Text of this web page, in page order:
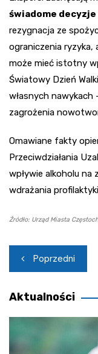
świadome
rezygnacja ze
ograniczenia ryzyka,
może mieć istotny
Światowy Dzień
własnych nawykach
zagrożenia
Omawiane fakty
Przeciwdziałania
wpływie alkoholu na
wdrażania
Źródło: Urząd Miasta
Nawigacja
wpisu
Poprzedni
Aktualności